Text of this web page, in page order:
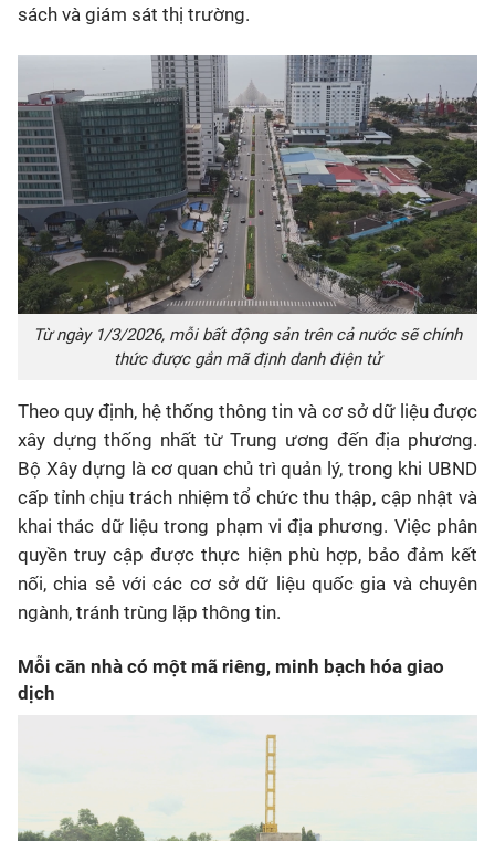
sách và giám sát thị trường.
Từ ngày 1/3/2026, mỗi bất động sản trên cả nước sẽ chính
thức được gắn mã định danh điện tử
Theo quy định, hệ thống thông tin và cơ sở dữ liệu được
xây dựng thống nhất từ Trung ương đến địa phương.
Bộ Xây dựng là cơ quan chủ trì quản lý, trong khi UBND
cấp tỉnh chịu trách nhiệm tổ chức thu thập, cập nhật và
khai thác dữ liệu trong phạm vi địa phương. Việc phân
quyền truy cập được thực hiện phù hợp, bảo đảm kết
nối, chia sẻ với các cơ sở dữ liệu quốc gia và chuyên
ngành, tránh trùng lặp thông tin.
Mỗi căn nhà có một mã riêng, minh bạch hóa giao
dịch